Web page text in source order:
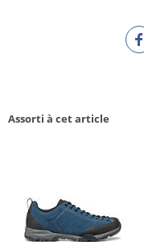
Assorti à cet article